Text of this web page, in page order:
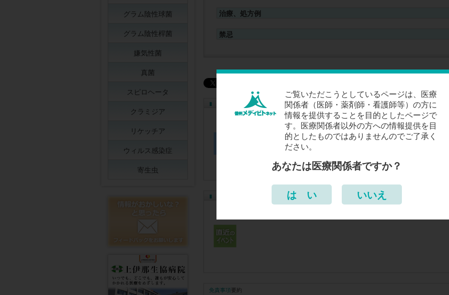
治療、処方例
禁忌
［猩紅熱］の新着・更新記事
［猩紅熱］総論
［感染症］の直近イベント
免責事項要約
グラム陰性球菌
グラム陰性桿菌
嫌気性菌
真菌
スピロヘータ
クラミジア
リケッチア
ウィルス感染症
寄生虫
ご覧いただこうとしているページは、医療
関係者（医師・薬剤師・看護師等）の方に
情報を提供することを目的としたページで
す。医療関係者以外の方への情報提供を目
的としたものではありませんのでご了承く
ださい。
あなたは医療関係者ですか？
は い
いいえ